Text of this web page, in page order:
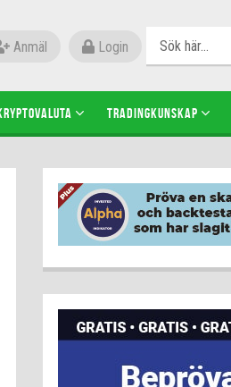
Anmäl Login
TRADINGKUNSKAP